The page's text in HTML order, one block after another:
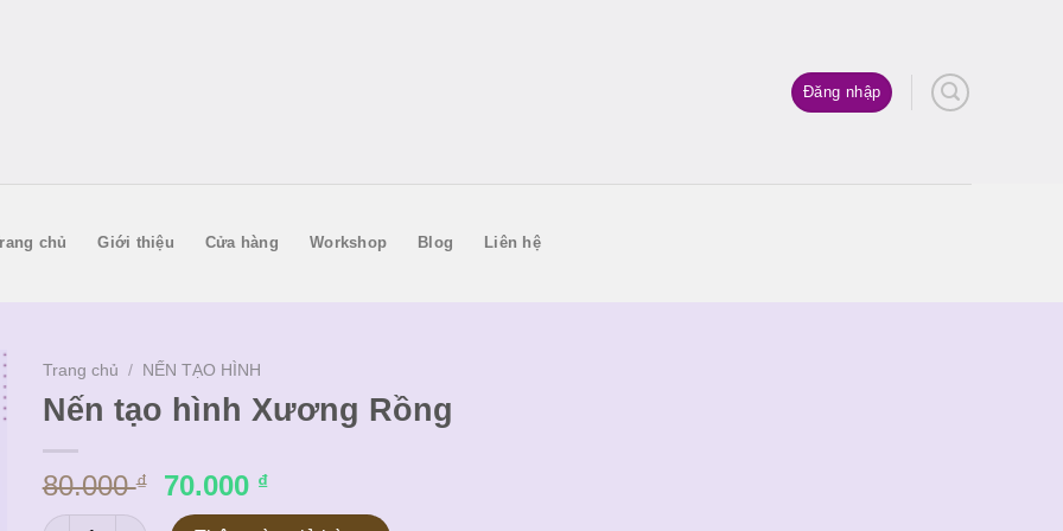
Đăng nhập
chủ Giới thiệu Cửa hàng Workshop Blog Liên hệ
Trang chủ / NẾN TẠO HÌNH
Nến tạo hình Xương Rồng
80.000₫
Giá
gốc
70.000 ₫Giá
hiện
Nến tạo hình Xương Rồng số lượng